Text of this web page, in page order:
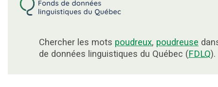
Chercher les mots poudreux, poudreuse
de données linguistiques du Québec (FDLQ).